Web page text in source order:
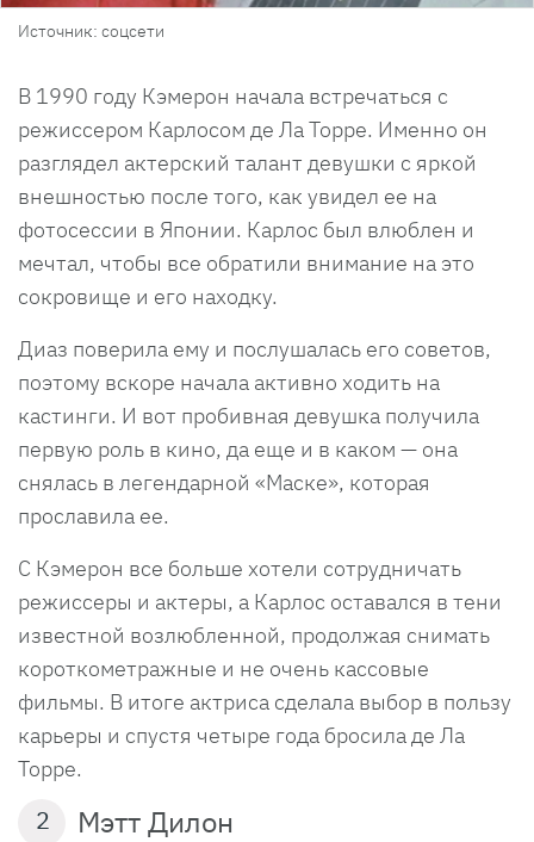
Источник: соцсети
В 1990 году Кэмерон начала встречаться с
режиссером Карлосом де Ла Торре. Именно он
разглядел актерский талант девушки с яркой
внешностью после того, как увидел ее на
фотосессии в Японии. Карлос был влюблен и
мечтал, чтобы все обратили внимание на это
сокровище и его находку.
Диаз поверила ему и послушалась его советов,
поэтому вскоре начала активно ходить на
кастинги. И вот пробивная девушка получила
первую роль в кино, да еще и в каком — она
снялась в легендарной «Маске», которая
прославила ее.
С Кэмерон все больше хотели сотрудничать
режиссеры и актеры, а Карлос оставался в тени
известной возлюбленной, продолжая снимать
короткометражные и не очень кассовые
фильмы. В итоге актриса сделала выбор в пользу
карьеры и спустя четыре года бросила де Ла
Торре.
2 Мэтт Дилон